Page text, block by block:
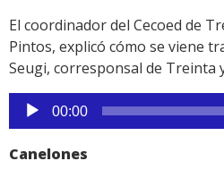
El coordinador del Cecoed de
Pintos, explicó cómo se viene
Seugi, corresponsal de Treinta
Reproductor
de
audio
00:00
Canelones